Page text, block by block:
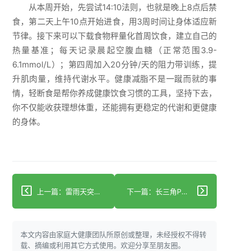
从本周开始，先尝试14:10法则，也就是晚上8点后禁
食，第二天上午10点开始进食，用3周时间让身体适应新
节律。接下来可以下载食物秤量化首周饮食，建立自己的
热量基准；每天记录晨起空腹血糖（正常范围3.9-
6.1mmol/L）；第四周加入20分钟/天的阻力带训练，提
升肌肉量，维持代谢水平。健康减脂不是一蹴而就的事
情，轻断食是帮你养成健康饮食习惯的工具，坚持下去，
你不仅能收获理想体重，还能拥有更稳定的代谢和更健康
的身体。
上一篇：雷雨天突然喘不上气？它竟是雷雨天专属的隐形杀手，99%人不知道！ 下一篇：长三角PM2.5降到31.7微克！孩子肺功能更好了呼吸也更轻松
本文内容由家庭大健康团队所原创或整理，未经授权不得转
载、摘编或利用其它方式使用。欢迎分享至朋友圈。